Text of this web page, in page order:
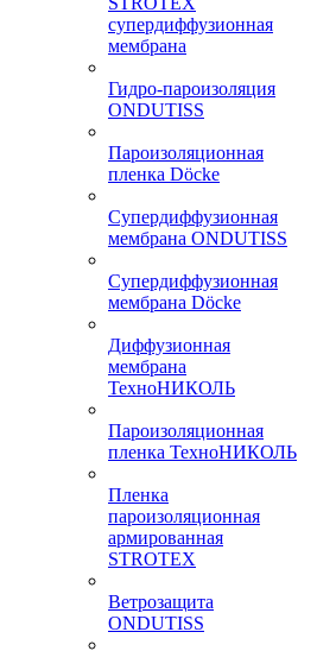
супердиффузионная
мембрана
Гидро-пароизоляция
ONDUTISS
Пароизоляционная
пленка Döcke
Супердиффузионная
мембрана ONDUTISS
Супердиффузионная
мембрана Döcke
Диффузионная
мембрана
ТехноНИКОЛЬ
Пароизоляционная
пленка ТехноНИКОЛЬ
Пленка
пароизоляционная
армированная
STROTEX
Ветрозащита
ONDUTISS